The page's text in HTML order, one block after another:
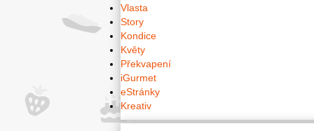
Vlasta
Story
Kondice
Květy
Překvapení
iGurmet
eStránky
Kreativ